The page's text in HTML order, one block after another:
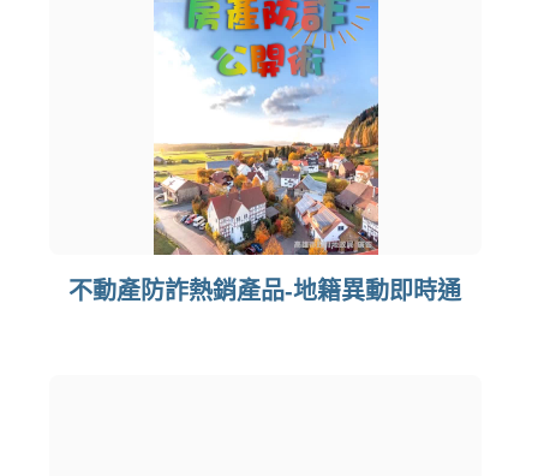
不動產防詐熱銷產品-地籍異動即時通